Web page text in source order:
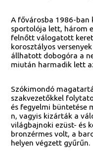
A fővárosba 1986-ban
sportolója lett, három
felnőtt válogatott
korosztályos
állhatott dobogóra a
miután harmadik lett
Szókimondó
szakvezetőkkel
és fegyelmi büntetése
n, vagyis kizárták a
világbajnoki ezüst- és
bronzérmes volt, a
helyen végzett gyűrűn.